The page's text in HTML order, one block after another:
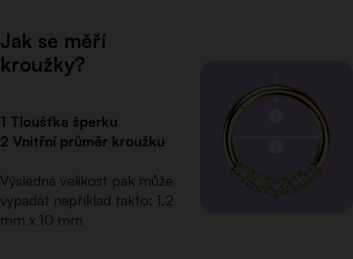
Jak se měří
kroužky?
1 Tloušťka šperku
2 Vnitřní průměr kroužku
Výsledná velikost pak může
vypadat například takto: 1,2
mm x 10 mm